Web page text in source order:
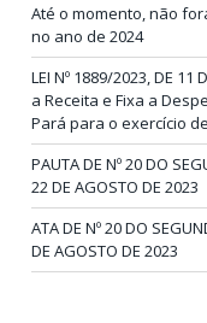
Até o momento, não
no ano de 2024
LEI Nº 1889/2023, DE 11
a Receita e Fixa a
Pará para o exercício
PAUTA DE Nº 20 DO
22 DE AGOSTO DE 2023
ATA DE Nº 20 DO
DE AGOSTO DE 2023